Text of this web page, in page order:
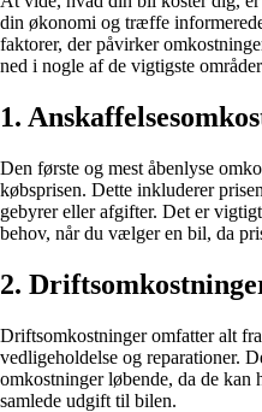
din økonomi og træffe
faktorer, der påvirker
ned i nogle af de vigtigste områder
1.
Den første og mest åbenlyse
købsprisen. Dette inkluderer
gebyrer eller afgifter. Det er
behov, når du vælger en bil, da
2.
Driftsomkostninger omfatter alt
vedligeholdelse og reparationer.
omkostninger løbende, da de
samlede udgift til bilen.